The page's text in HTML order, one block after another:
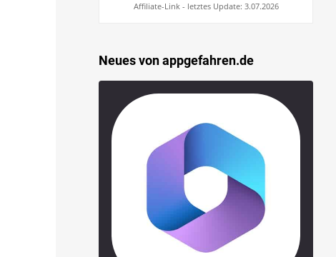
Affiliate-Link - letztes Update: 3.07.2026
Neues von appgefahren.de